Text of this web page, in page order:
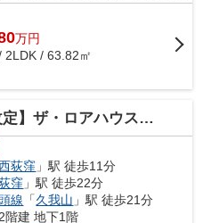
な...
万円
2LDK / 63.82㎡
ザ・ロアハウス西荻窪 105号室
荻窪 」駅 徒歩11分
窪 」駅 徒歩22分
線 「久我山 」駅 徒歩21分
階建 地下1階